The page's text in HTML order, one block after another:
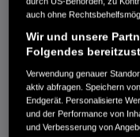
AUTOHAUS ECKER GMBH
Kaiserstraße 79
66851 Hauptstuhl
RUFEN SIE UNS AN:
063724607
Route planen
auch ohne
Wir und unsere
Folgendes
Verwendung genauer
aktiv abfragen. Speichern
Endgerät. Personalisierte
und der Performance von
und Verbesserung von